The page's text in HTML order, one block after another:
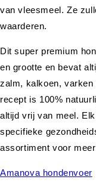
van vleesmeel. Ze
waarderen.
Dit super premium
en grootte en bevat
zalm, kalkoen,
recept is 100%
altijd vrij van meel.
specifieke
assortiment voor
Amanova hondenvoer